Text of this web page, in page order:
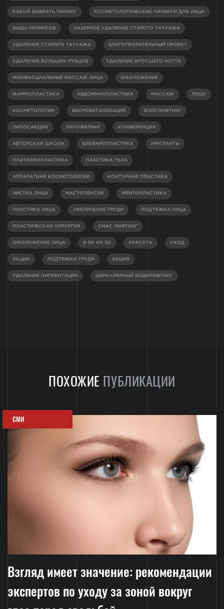
КАКОЙ ВЫБРАТЬ ПИЛИНГ КОСМЕТОЛОГИЧЕСКИЕ ПИЛИНГИ ДЛЯ ЛИЦА
ВИДЫ ПИЛИНГОВ ЛАЗЕРНОЕ УДАЛЕНИЕ СТАРОГО ТАТУАЖА
УДАЛЕНИЕ СТАРОГО ТАТУАЖА БЛАГОТВОРИТЕЛЬНЫЙ ПРОЕКТ
УДАЛЕНИЕ БОЛЬШИХ РУБЦОВ УДАЛЕНИЕ ВРОСШЕГО НОГТЯ
МИОФАСЦИАЛЬНЫЙ МАССАЖ ЛИЦА ОМОЛОЖЕНИЕ
МАММОПЛАСТИКА АБДОМИНОПЛАСТИКА МАССАЖ ЛИЦО
КОСМЕТОЛОГИЯ БИОРЕВИТАЛИЗАЦИЯ ФЭЙСЛИФТИНГ
ЛИПОСАКЦИЯ ЛИПОФИЛИНГ КОНФЕРЕНЦИЯ
АВТОРСКАЯ ШКОЛА БЛЕФАРОПЛАСТИКА ИМПЛАНТЫ
ПЛАТИЗМОПЛАСТИКА ПЛАСТИКА ТЕЛА
АППАРАТНАЯ КОСМЕТОЛОГИЯ КОНТУРНАЯ ПЛАСТИКА
ЧИСТКА ЛИЦА МАСТОПЕКСИЯ МЕНТОПЛАСТИКА
ПЛАСТИКА ЛИЦА УВЕЛИЧЕНИЕ ГРУДИ ПОДТЯЖКА ЛИЦА
ПЛАСТИЧЕСКАЯ ХИРУРГИЯ СМАС ЛИФТИНГ
ОМОЛОЖЕНИЕ ЛИЦА В 50 НА 30 КРАСОТА УХОД
АКЦИИ ПОДТЯЖКА ГРУДИ АКЦИЯ
УДАЛЕНИЕ ПИГМЕНТАЦИИ ЦИРКУЛЯРНЫЙ БОДИЛИФТИНГ
ПОХОЖИЕ ПУБЛИКАЦИИ
СМИ
Взгляд имеет значение: рекомендации
экспертов по уходу за зоной вокруг